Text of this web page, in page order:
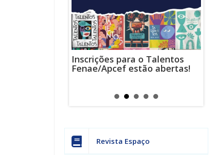
Inscrições para o Talentos
Fenae/Apcef estão abertas!
Revista Espaço